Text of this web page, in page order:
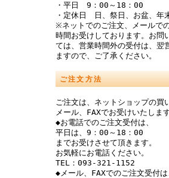
・平日 9：00～18：00
・定休日 日、祭日、お盆、年
※ネットでのご注文、メールで
時間お受けしております。お問
ては、営業時間外の受付は、翌
ますので、ご了承ください。
ご注文方法
ご注文は、ネットショップの買
メール、FAXでお受けいたしま
◆お電話でのご注文受付は、
平日は、9：00～18：00
までお受けさせて頂きます。
お気軽にお電話ください。
TEL：093-321-1152
◆メール、FAXでのご注文受付